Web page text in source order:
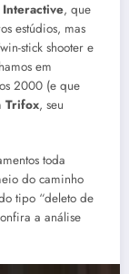
, que
estúdios, mas
stick shooter e
em
2000 (e que
Trifox, seu
toda
do caminho
tipo “deleto de
a análise